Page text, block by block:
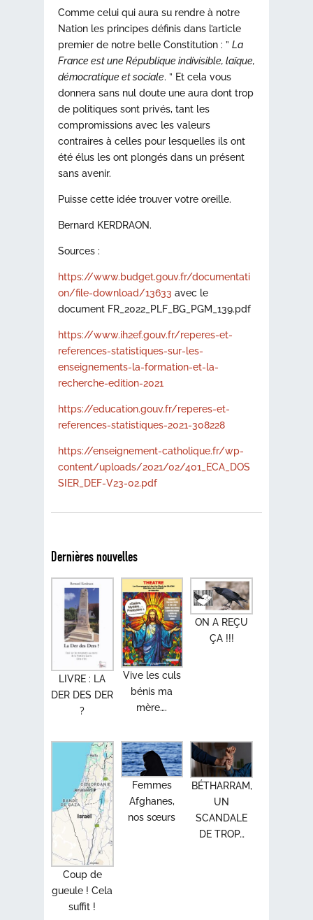
Comme celui qui aura su rendre à notre
Nation les principes définis dans l’article
premier de notre belle Constitution : ” La
France est une République indivisible, laïque,
démocratique et sociale. ” Et cela vous
donnera sans nul doute une aura dont trop
de politiques sont privés, tant les
compromissions avec les valeurs
contraires à celles pour lesquelles ils ont
été élus les ont plongés dans un présent
sans avenir.
Puisse cette idée trouver votre oreille.
Bernard KERDRAON.
Sources :
https://www.budget.gouv.fr/documentati
on/file-download/13633 avec le
document FR_2022_PLF_BG_PGM_139.pdf
https://www.ih2ef.gouv.fr/reperes-et-
references-statistiques-sur-les-
enseignements-la-formation-et-la-
recherche-edition-2021
https://education.gouv.fr/reperes-et-
references-statistiques-2021-308228
https://enseignement-catholique.fr/wp-
content/uploads/2021/02/401_ECA_DOS
SIER_DEF-V23-02.pdf
Dernières nouvelles
LIVRE : LA
DER DES DER
?
Vive les culs
bénis ma
mère….
ON A REÇU
ÇA !!!
Coup de
gueule ! Cela
suffit !
Femmes
Afghanes,
nos sœurs
BÉTHARRAM,
UN
SCANDALE
DE TROP…